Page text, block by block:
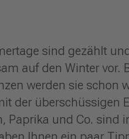
sind gezählt
auf den Winter vor.
werden sie schon
der überschüssigen
Paprika und Co. sind